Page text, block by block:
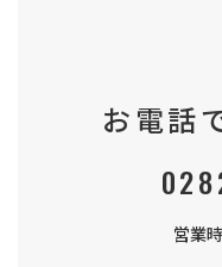
お電話
営業